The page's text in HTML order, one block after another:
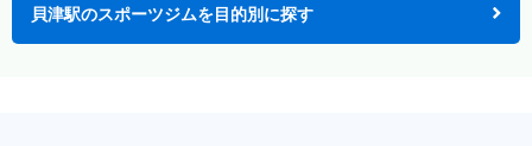
貝津駅のスポーツジムを目的別に探す